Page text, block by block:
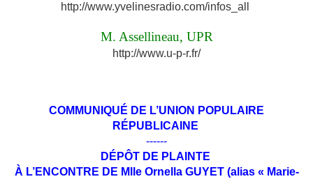
http://www.yvelinesradio.com/infos_all
M. Assellineau, UPR
http://www.u-p-r.fr/
COMMUNIQUÉ DE L’UNION POPULAIRE
RÉPUBLICAINE
------
DÉPÔT DE PLAINTE
À L’ENCONTRE DE Mlle Ornella GUYET (alias « Marie-